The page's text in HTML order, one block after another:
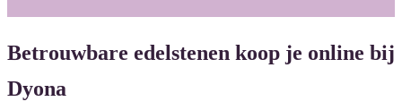
m
Betrouwbare edelstenen koop je online bij
Dyona